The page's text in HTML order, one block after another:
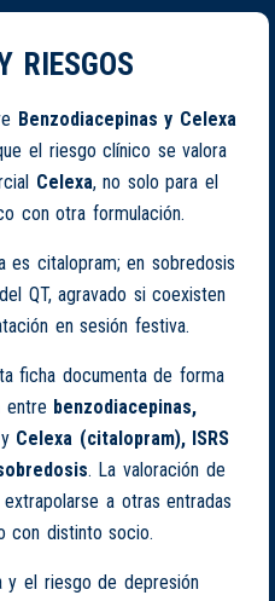
RIESGOS
Benzodiacepinas y Celexa
el riesgo clínico se valora
Celexa, no solo para el
con otra formulación.
es citalopram; en sobredosis
QT, agravado si coexisten
en sesión festiva.
ficha documenta de forma
entre benzodiacepinas,
y Celexa (citalopram), ISRS
. La valoración de
a otras entradas
con distinto socio.
y el riesgo de depresión